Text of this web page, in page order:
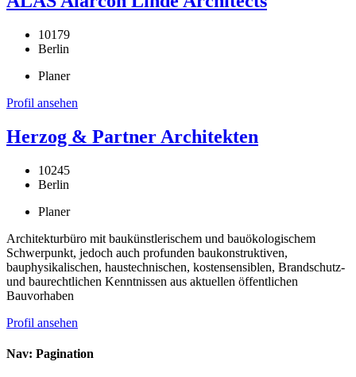
10179
Berlin
Planer
Profil ansehen
Herzog & Partner Architekten
10245
Berlin
Planer
Architekturbüro mit baukünstlerischem und bauökologischem
Schwerpunkt, jedoch auch profunden baukonstruktiven,
bauphysikalischen, haustechnischen, kostensensiblen, Brandschutz-
und baurechtlichen Kenntnissen aus aktuellen öffentlichen
Bauvorhaben
Profil ansehen
Nav: Pagination